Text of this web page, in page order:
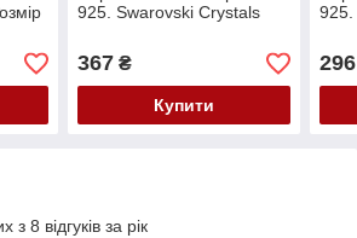
925. Swarovski Crystals
367₴
Купити
925.
296
з 8 відгуків за рік